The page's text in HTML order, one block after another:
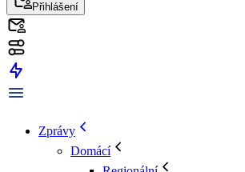
Přihlášení
Zprávy
Domácí